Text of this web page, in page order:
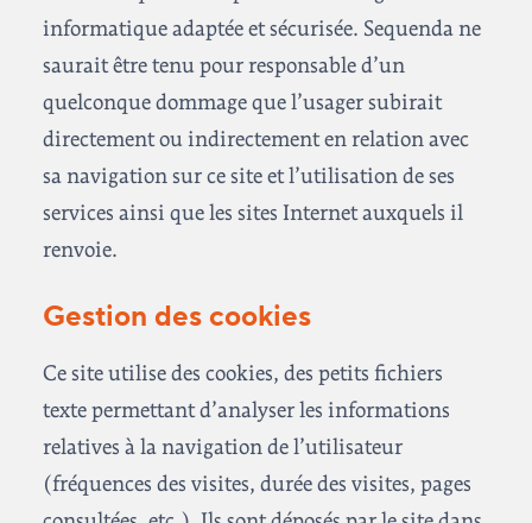
informatique adaptée et sécurisée. Sequenda ne
saurait être tenu pour responsable d’un
quelconque dommage que l’usager subirait
directement ou indirectement en relation avec
sa navigation sur ce site et l’utilisation de ses
services ainsi que les sites Internet auxquels il
renvoie.
Gestion des cookies
Ce site utilise des cookies, des petits fichiers
texte permettant d’analyser les informations
relatives à la navigation de l’utilisateur
(fréquences des visites, durée des visites, pages